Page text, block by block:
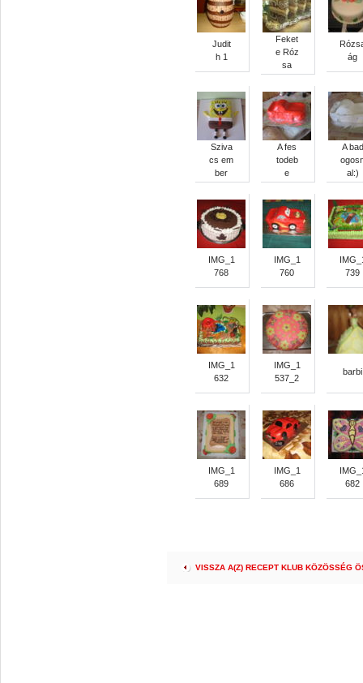
Judit
h 1
Feket
e Róz
sa
ág
Sziva
cs em
ber
A fes
todeb
e
A bad
al:)
IMG_1
768
IMG_1
760
739
IMG_1
632
IMG_1
537_2
barbi
IMG_1
689
IMG_1
686
682
VISSZA A(Z) RECEPT KLUB KÖZÖSSÉG